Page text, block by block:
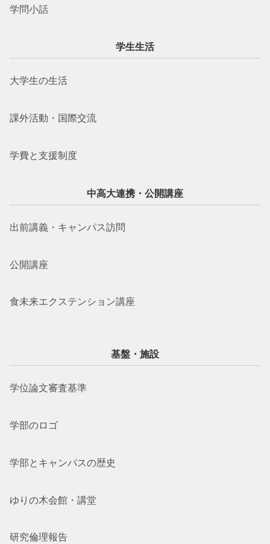
学問小話
学生生活
大学生の生活
課外活動・国際交流
学費と支援制度
中高大連携・公開講座
出前講義・キャンパス訪問
公開講座
食未来エクステンション講座
基盤・施設
学位論文審査基準
学部のロゴ
学部とキャンパスの歴史
ゆりの木会館・講堂
研究倫理報告